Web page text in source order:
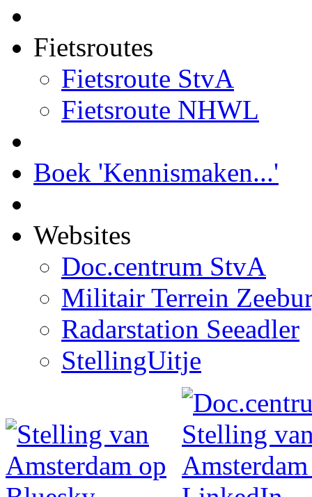
Fietsroutes
Fietsroute StvA
Fietsroute NHWL
Boek 'Kennismaken...'
Websites
Doc.centrum StvA
Militair Terrein
Radarstation Seeadler
StellingUitje